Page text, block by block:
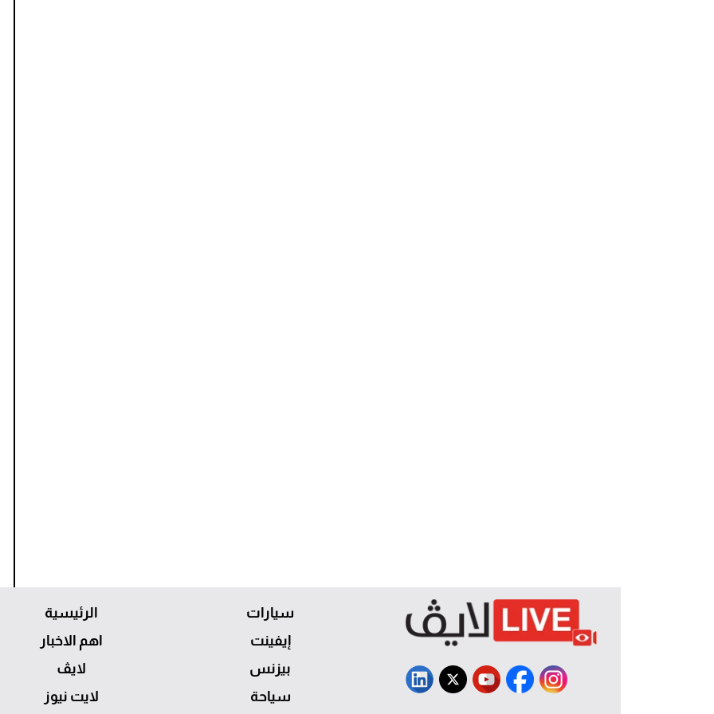
سيارات
إيفينت
بيزنس
سياحة
الرئيسية
اهم الاخبار
لايڤ
لايت نيوز